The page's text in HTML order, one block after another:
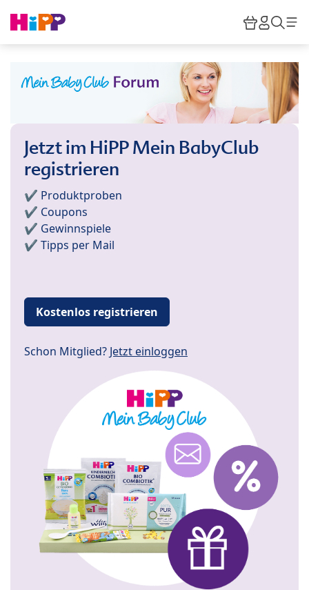
HiPP
Jetzt im HiPP Mein BabyClub
registrieren
✔️ Produktproben
✔️ Coupons
✔️ Gewinnspiele
✔️ Tipps per Mail
Kostenlos registrieren
Schon Mitglied? Jetzt einloggen